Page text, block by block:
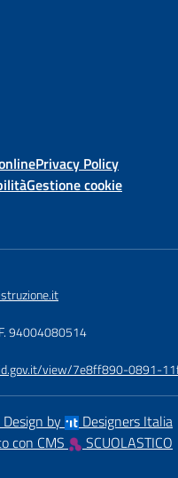
Privacy Policy
Gestione cookie
94004080514
view/7e8ff890-0891-
by
Designers Italia
con CMS
SCUOLASTICO